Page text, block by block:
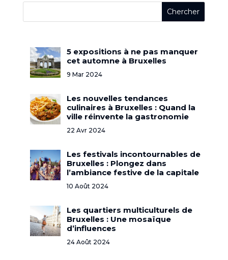
5 expositions à ne pas manquer
cet automne à Bruxelles
9 Mar 2024
Les nouvelles tendances
culinaires à Bruxelles : Quand la
ville réinvente la gastronomie
22 Avr 2024
Les festivals incontournables de
Bruxelles : Plongez dans
l’ambiance festive de la capitale
10 Août 2024
Les quartiers multiculturels de
Bruxelles : Une mosaïque
d’influences
24 Août 2024